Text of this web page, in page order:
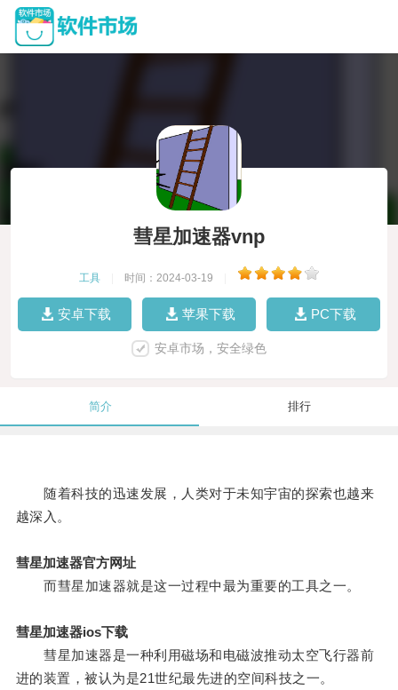
彗星加速器vnp
工具 时间：2024-03-19
安卓下载 苹果下载 PC下载
安卓市场，安全绿色
简介 排行
随着科技的迅速发展，人类对于未知宇宙的探索也越来
越深入。
彗星加速器官方网址
而彗星加速器就是这一过程中最为重要的工具之一。
彗星加速器ios下载
彗星加速器是一种利用磁场和电磁波推动太空飞行器前
进的装置，被认为是21世纪最先进的空间科技之一。